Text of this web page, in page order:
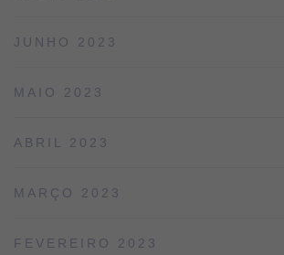
JUNHO 2023
MAIO 2023
ABRIL 2023
MARÇO 2023
FEVEREIRO 2023